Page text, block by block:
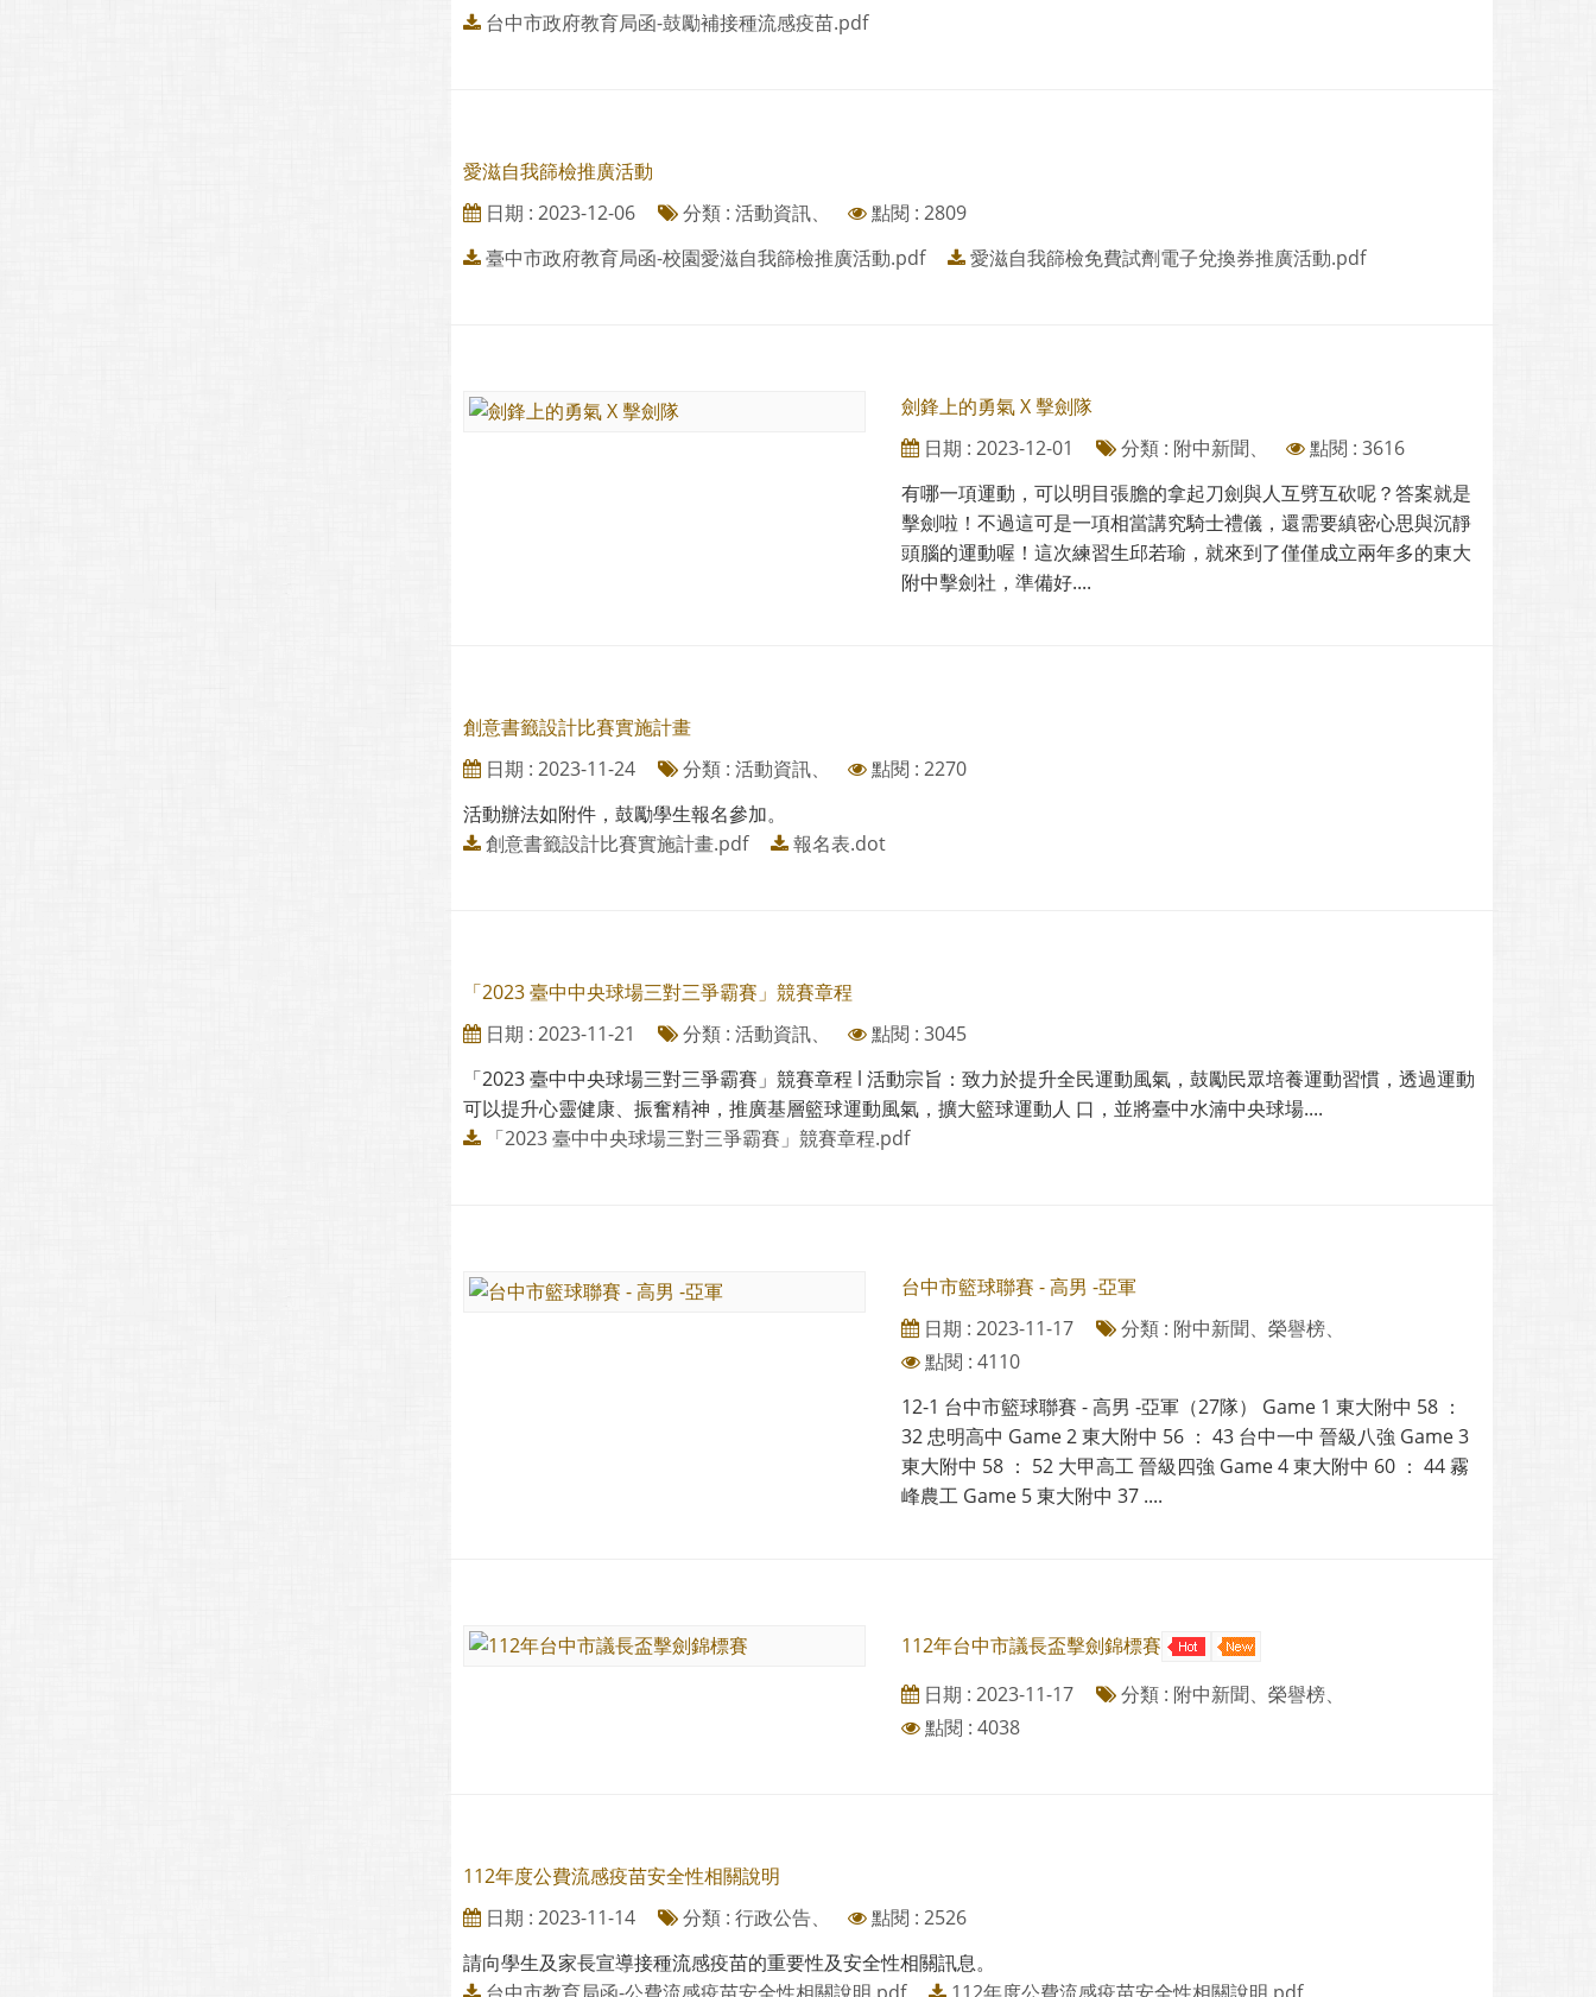
台中市政府教育局函-鼓勵補接種流感疫苗.pdf
愛滋自我篩檢推廣活動
日期 : 2023-12-06
分類 : 活動資訊、
點閱 : 2809
臺中市政府教育局函-校園愛滋自我篩檢推廣活動.pdf
愛滋自我篩檢免費試劑電子兌換券推廣活動.pdf
劍鋒上的勇氣 X 擊劍隊
日期 : 2023-12-01
分類 : 附中新聞、
點閱 : 3616
有哪一項運動，可以明目張膽的拿起刀劍與人互劈互砍呢？答案就是
擊劍啦！不過這可是一項相當講究騎士禮儀，還需要縝密心思與沉靜
頭腦的運動喔！這次練習生邱若瑜，就來到了僅僅成立兩年多的東大
附中擊劍社，準備好....
創意書籤設計比賽實施計畫
日期 : 2023-11-24
分類 : 活動資訊、
點閱 : 2270
活動辦法如附件，鼓勵學生報名參加。
創意書籤設計比賽實施計畫.pdf
報名表.dot
「2023 臺中中央球場三對三爭霸賽」競賽章程
日期 : 2023-11-21
分類 : 活動資訊、
點閱 : 3045
「2023 臺中中央球場三對三爭霸賽」競賽章程 l 活動宗旨：致⼒於提升全⺠運動風氣，⿎勵⺠眾培養運動習慣，透過運動
可以提升⼼靈健康、振奮精神，推廣基層籃球運動風氣，擴⼤籃球運動⼈ ⼝，並將臺中⽔湳中央球場....
「2023 臺中中央球場三對三爭霸賽」競賽章程.pdf
台中市籃球聯賽 - 高男 -亞軍
日期 : 2023-11-17
分類 : 附中新聞、榮譽榜、
點閱 : 4110
12-1 台中市籃球聯賽 - 高男 -亞軍（27隊） Game 1 東大附中 58 ：
32 忠明高中 Game 2 東大附中 56 ： 43 台中一中 晉級八強 Game 3
東大附中 58 ： 52 大甲高工 晉級四強 Game 4 東大附中 60 ： 44 霧
峰農工 Game 5 東大附中 37 ....
112年台中市議長盃擊劍錦標賽
日期 : 2023-11-17
分類 : 附中新聞、榮譽榜、
點閱 : 4038
112年度公費流感疫苗安全性相關說明
日期 : 2023-11-14
分類 : 行政公告、
點閱 : 2526
請向學生及家長宣導接種流感疫苗的重要性及安全性相關訊息。